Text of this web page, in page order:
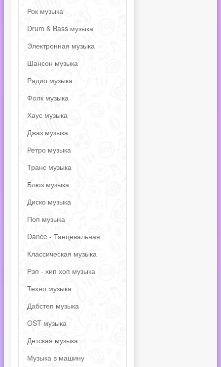
Рок музыка
Drum & Bass музыка
Электронная музыка
Шансон музыка
Радио музыка
Фолк музыка
Хаус музыка
Джаз музыка
Ретро музыка
Транс музыка
Блюз музыка
Диско музыка
Поп музыка
Dance - Танцевальная
Классическая музыка
Рэп - хип хоп музыка
Техно музыка
Дабстеп музыка
OST музыка
Детская музыка
Музыка в машину